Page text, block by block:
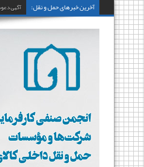
آخرین خبرهای حمل و نقل: آگهی